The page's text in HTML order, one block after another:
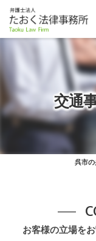
交通
呉市
お客様の立場を